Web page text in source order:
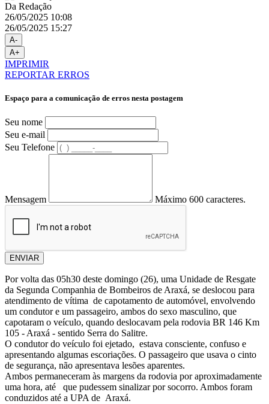
Da Redação
26/05/2025 10:08
26/05/2025 15:27
A-
A+
IMPRIMIR
REPORTAR ERROS
Espaço para a comunicação de erros nesta postagem
Seu nome
Seu e-mail
Seu Telefone
Mensagem Máximo 600 caracteres.
ENVIAR
Por volta das 05h30 deste domingo (26), uma Unidade de Resgate
da Segunda Companhia de Bombeiros de Araxá, se deslocou para
atendimento de vítima de capotamento de automóvel, envolvendo
um condutor e um passageiro, ambos do sexo masculino, que
capotaram o veículo, quando deslocavam pela rodovia BR 146 Km
105 - Araxá - sentido Serra do Salitre.
O condutor do veículo foi ejetado, estava consciente, confuso e
apresentando algumas escoriações. O passageiro que usava o cinto
de segurança, não apresentava lesões aparentes.
Ambos permaneceram às margens da rodovia por aproximadamente
uma hora, até que pudessem sinalizar por socorro. Ambos foram
conduzidos até a UPA de Araxá.